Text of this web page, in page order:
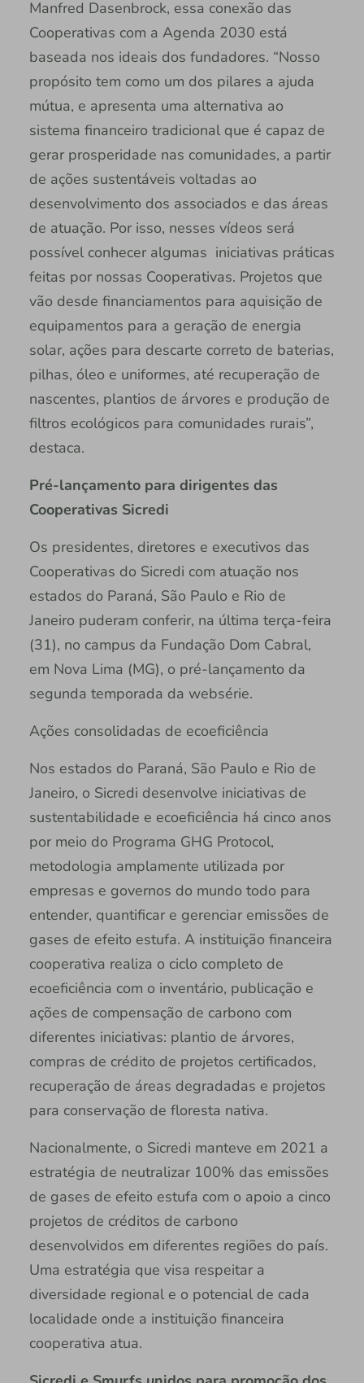
Manfred Dasenbrock, essa conexão das
Cooperativas com a Agenda 2030 está
baseada nos ideais dos fundadores. “Nosso
propósito tem como um dos pilares a ajuda
mútua, e apresenta uma alternativa ao
sistema financeiro tradicional que é capaz de
gerar prosperidade nas comunidades, a partir
de ações sustentáveis voltadas ao
desenvolvimento dos associados e das áreas
de atuação. Por isso, nesses vídeos será
possível conhecer algumas iniciativas práticas
feitas por nossas Cooperativas. Projetos que
vão desde financiamentos para aquisição de
equipamentos para a geração de energia
solar, ações para descarte correto de baterias,
pilhas, óleo e uniformes, até recuperação de
nascentes, plantios de árvores e produção de
filtros ecológicos para comunidades rurais”,
destaca.
Pré-lançamento para dirigentes das
Cooperativas Sicredi
Os presidentes, diretores e executivos das
Cooperativas do Sicredi com atuação nos
estados do Paraná, São Paulo e Rio de
Janeiro puderam conferir, na última terça-feira
(31), no campus da Fundação Dom Cabral,
em Nova Lima (MG), o pré-lançamento da
segunda temporada da websérie.
Ações consolidadas de ecoeficiência
Nos estados do Paraná, São Paulo e Rio de
Janeiro, o Sicredi desenvolve iniciativas de
sustentabilidade e ecoeficiência há cinco anos
por meio do Programa GHG Protocol,
metodologia amplamente utilizada por
empresas e governos do mundo todo para
entender, quantificar e gerenciar emissões de
gases de efeito estufa. A instituição financeira
cooperativa realiza o ciclo completo de
ecoeficiência com o inventário, publicação e
ações de compensação de carbono com
diferentes iniciativas: plantio de árvores,
compras de crédito de projetos certificados,
recuperação de áreas degradadas e projetos
para conservação de floresta nativa.
Nacionalmente, o Sicredi manteve em 2021 a
estratégia de neutralizar 100% das emissões
de gases de efeito estufa com o apoio a cinco
projetos de créditos de carbono
desenvolvidos em diferentes regiões do país.
Uma estratégia que visa respeitar a
diversidade regional e o potencial de cada
localidade onde a instituição financeira
cooperativa atua.